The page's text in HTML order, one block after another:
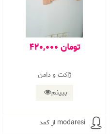
420,000 تومان
ژاکت و دامن
ببینم
از کمد modaresi